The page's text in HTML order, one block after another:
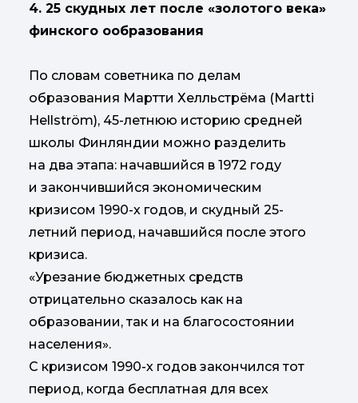
4. 25 скудных лет после «золотого века»
финского ообразования
По словам советника по делам
образования Мартти Хелльстрёма (Martti
Hellström), 45-летнюю историю средней
школы Финляндии можно разделить
на два этапа: начавшийся в 1972 году
и закончившийся экономическим
кризисом 1990-х годов, и скудный 25-
летний период, начавшийся после этого
кризиса.
«Урезание бюджетных средств
отрицательно сказалось как на
образовании, так и на благосостоянии
населения».
С кризисом 1990-х годов закончился тот
период, когда бесплатная для всех